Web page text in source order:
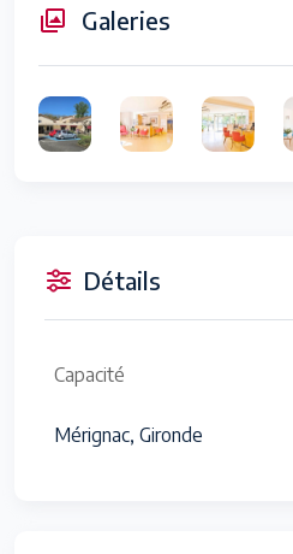
Galeries
Détails
Capacité
Mérignac, Gironde